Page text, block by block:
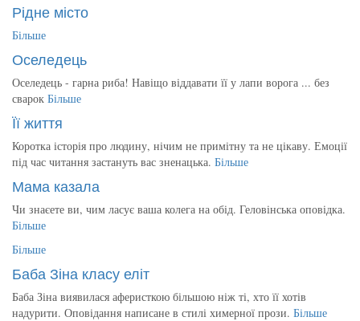
Рідне місто
Більше
Оселедець
Оселедець - гарна риба! Навіщо віддавати її у лапи ворога ... без
сварок Більше
Її життя
Коротка історія про людину, нічим не примітну та не цікаву. Емоції
під час читання застануть вас зненацька. Більше
Мама казала
Чи знаєете ви, чим ласує ваша колега на обід. Геловінська оповідка.
Більше
Більше
Баба Зіна класу еліт
Баба Зіна виявилася аферисткою більшою ніж ті, хто її хотів
надурити. Оповідання написане в стилі химерної прози. Більше